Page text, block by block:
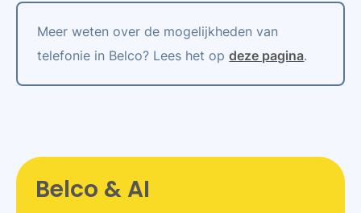
Meer weten over de mogelijkheden van
telefonie in Belco? Lees het opdeze pagina.
Belco & AI